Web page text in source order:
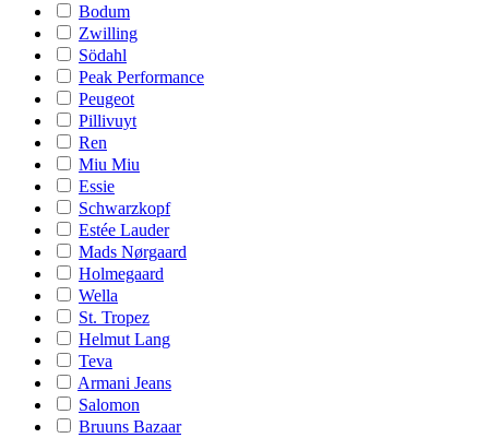
Bodum
Zwilling
Södahl
Peak Performance
Peugeot
Pillivuyt
Ren
Miu Miu
Essie
Schwarzkopf
Estée Lauder
Mads Nørgaard
Holmegaard
Wella
St. Tropez
Helmut Lang
Teva
Armani Jeans
Salomon
Bruuns Bazaar